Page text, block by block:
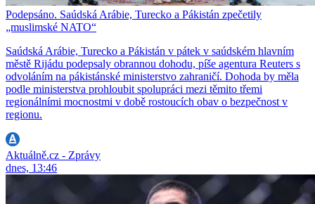
Podepsáno. Saúdská Arábie, Turecko a Pákistán zpečetily
„muslimské NATO“
Saúdská Arábie, Turecko a Pákistán v pátek v saúdském hlavním
městě Rijádu podepsaly obrannou dohodu, píše agentura Reuters s
odvoláním na pákistánské ministerstvo zahraničí. Dohoda by měla
podle ministerstva prohloubit spolupráci mezi těmito třemi
regionálními mocnostmi v době rostoucích obav o bezpečnost v
regionu.
Aktuálně.cz - Zprávy
dnes, 13:46